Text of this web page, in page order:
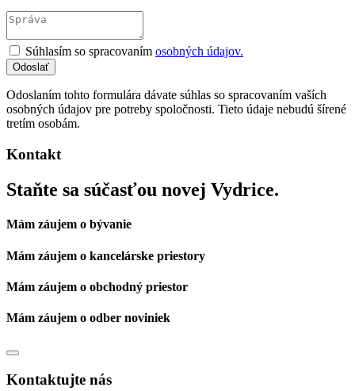
Súhlasím so spracovaním osobných údajov.
Odoslaním tohto formulára dávate súhlas so spracovaním vaších
osobných údajov pre potreby spoločnosti. Tieto údaje nebudú šírené
tretím osobám.
Kontakt
Staňte sa súčasťou novej Vydrice.
Mám záujem o bývanie
Mám záujem o kancelárske priestory
Mám záujem o obchodný priestor
Mám záujem o odber noviniek
Kontaktujte nás